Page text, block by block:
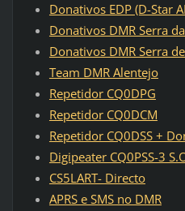
Donativos EDP (D-Star
Donativos DMR Serra
Donativos DMR Serra
Team DMR Alentejo
Repetidor CQ0DPG
Repetidor CQ0DCM
Repetidor CQ0DSS +
Digipeater CQ0PSS-3
CS5LART- Directo
APRS e SMS no DMR